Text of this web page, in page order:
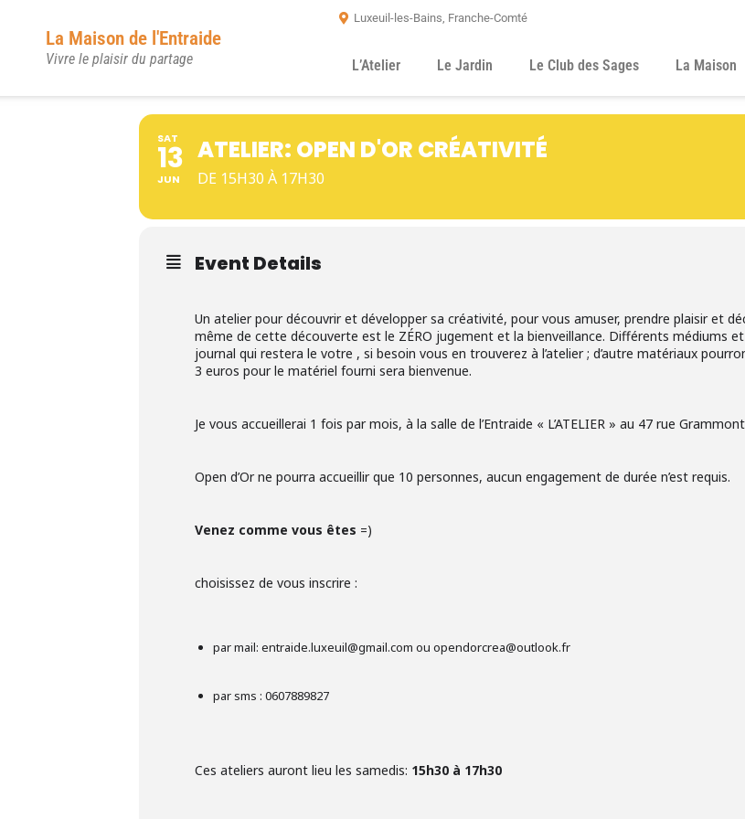
La Maison de l'Entraide
Vivre le plaisir du partage
Luxeuil-les-Bains, Franche-Comté
L’Atelier Le Jardin Le Club des Sages La Maison
SAT
13
JUN
ATELIER: OPEN D'OR CRÉATIVITÉ
DE 15H30 À 17H30
Event Details
Un atelier pour découvrir et développer sa créativité, pour vous amuser, prendre plaisir et
même de cette découverte est le ZÉRO jugement et la bienveillance. Différents médiums
journal qui restera le votre , si besoin vous en trouverez à l’atelier ; d’autre matériaux
3 euros pour le matériel fourni sera bienvenue.
Je vous accueillerai 1 fois par mois, à la salle de l’Entraide « L’ATELIER » au 47 rue
Open d’Or ne pourra accueillir que 10 personnes, aucun engagement de durée n’est requis.
Venez comme vous êtes =)
choisissez de vous inscrire :
par mail: entraide.luxeuil@gmail.com ou opendorcrea@outlook.fr
par sms : 0607889827
Ces ateliers auront lieu les samedis: 15h30 à 17h30